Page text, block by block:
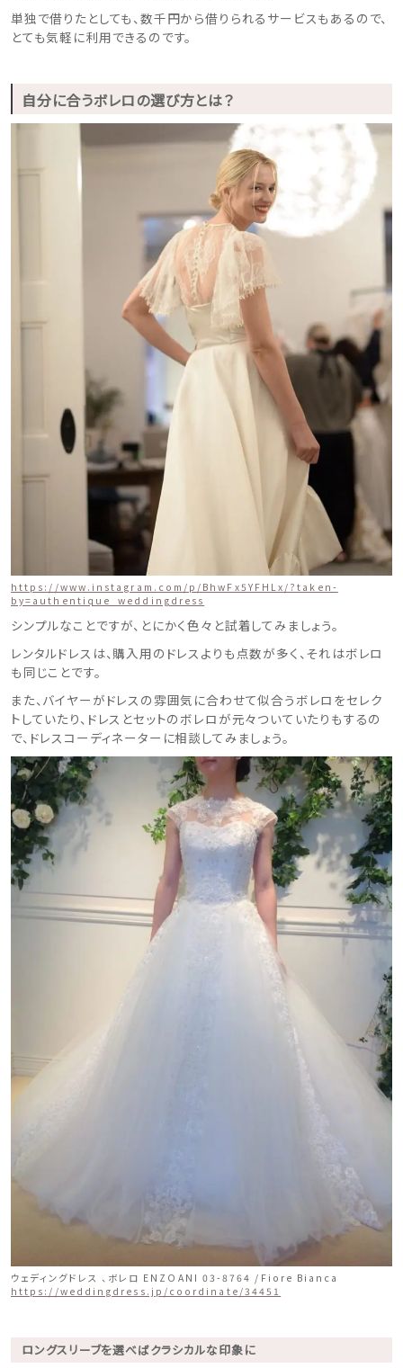
単独で借りたとしても、数千円から借りられるサービスもあるので、
とても気軽に利用できるのです。
自分に合うボレロの選び方とは？
https://www.instagram.com/p/BhwFx5YFHLx/?taken-
by=authentique_weddingdress
シンプルなことですが、とにかく色々と試着してみましょう。
レンタルドレスは、購入用のドレスよりも点数が多く、それはボレロ
も同じことです。
また、バイヤーがドレスの雰囲気に合わせて似合うボレロをセレク
トしていたり、ドレスとセットのボレロが元々ついていたりもするの
で、ドレスコーディネーターに相談してみましょう。
ウェディングドレス 、ボレロ ENZOANI 03-8764 /Fiore Bianca
https://weddingdress.jp/coordinate/34451
ロングスリーブを選べばクラシカルな印象に